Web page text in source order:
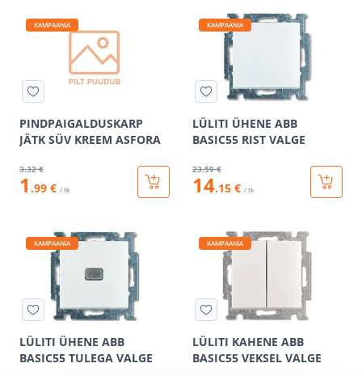
KAMPAANIA
PINDPAIGALDUSKARP
JÄTK SÜV KREEM ASFORA
3.32 €
1 .99 € / tk
KAMPAANIA
LÜLITI ÜHENE ABB
BASIC55 RIST VALGE
23.59 €
14.15 € / tk
KAMPAANIA
LÜLITI ÜHENE ABB
BASIC55 TULEGA VALGE
KAMPAANIA
LÜLITI KAHENE ABB
BASIC55 VEKSEL VALGE